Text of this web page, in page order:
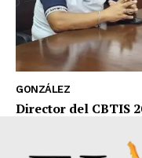
GONZÁLEZ
Director del CBTIS